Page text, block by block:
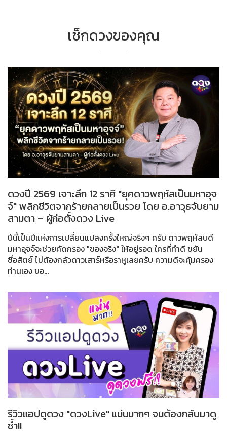
เช็กดวงของคุณ
ดวงปี 2569 เจาะลึก 12 ราศี "ยุคดาวพฤหัสเป็นมหาอุจ
จ์" พลิกชีวิตจากร้ายกลายเป็นรวย โดย อ.อาวุธจับยาม
สามตา – ผู้ก่อตั้งดวง Live
ปีนี้เป็นปีแห่งการเปลี่ยนแปลงครั้งใหญ่จริงๆ ครับ ดาวพฤหัสบดี
มหาอุจจ์จะช่วยคัดกรอง "ของจริง" ให้อยู่รอด ใครที่ทำดี ขยัน
ซื่อสัตย์ ไม่ต้องกลัวดาวเสาร์หรือราหูเลยครับ ความดีจะคุ้มครอง
ท่านเอง ขอ...
รีวิวแอปดูดวง "ดวงLive" แม่นมากๆ จนต้องกลับมาดู
ซ้ำ!!